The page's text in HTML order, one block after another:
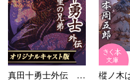
真田十勇士外伝 忍び里の兄弟